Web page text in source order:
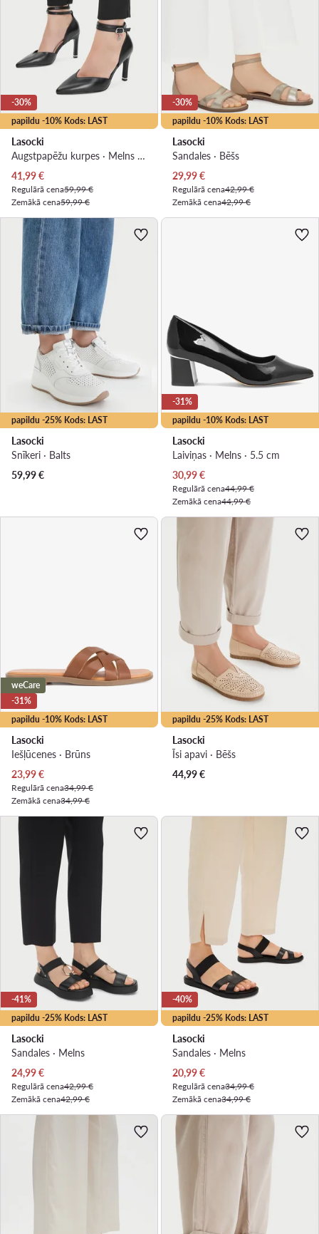
papildu -10% Kods: LAST
-30%
Lasocki
Augstpapēžu kurpes · Melns · 9.5 cm
Pašreizējā cena
41,99€
Regulārā cena59,99 €
Zemākā cena59,99 €
papildu -10% Kods: LAST
-30%
Lasocki
Sandales · Bēšs
Pašreizējā cena
29,99€
Regulārā cena42,99 €
Zemākā cena42,99 €
papildu -25% Kods: LAST
Lasocki
Snīkeri · Balts
59,99€
papildu -10% Kods: LAST
-31%
Lasocki
Laiviņas · Melns · 5.5 cm
Pašreizējā cena
30,99€
Regulārā cena44,99 €
Zemākā cena44,99 €
papildu -10% Kods: LAST
weCare
-31%
Lasocki
Iešļūcenes · Brūns
Pašreizējā cena
23,99€
Regulārā cena34,99 €
Zemākā cena34,99 €
papildu -25% Kods: LAST
Lasocki
Īsi apavi · Bēšs
44,99€
papildu -25% Kods: LAST
-41%
Lasocki
Sandales · Melns
Pašreizējā cena
24,99€
Regulārā cena42,99 €
Zemākā cena42,99 €
papildu -25% Kods: LAST
-40%
Lasocki
Sandales · Melns
Pašreizējā cena
20,99€
Regulārā cena34,99 €
Zemākā cena34,99 €